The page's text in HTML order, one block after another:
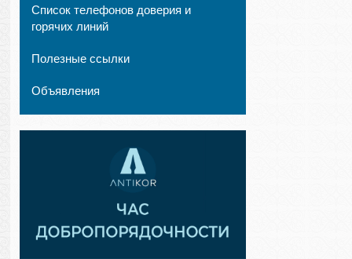
Список телефонов доверия и
горячих линий
Полезные ссылки
Объявления